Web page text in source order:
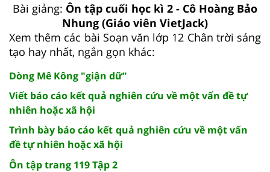
Bài giảng: Ôn tập cuối học kì 2 - Cô Hoàng Bảo
Nhung (Giáo viên VietJack)
Xem thêm các bài Soạn văn lớp 12 Chân trời sáng
tạo hay nhất, ngắn gọn khác:
Dòng Mê Kông "giận dữ"
Viết báo cáo kết quả nghiên cứu về một vấn đề tự
nhiên hoặc xã hội
Trình bày báo cáo kết quả nghiên cứu về một vấn
đề tự nhiên hoặc xã hội
Ôn tập trang 119 Tập 2